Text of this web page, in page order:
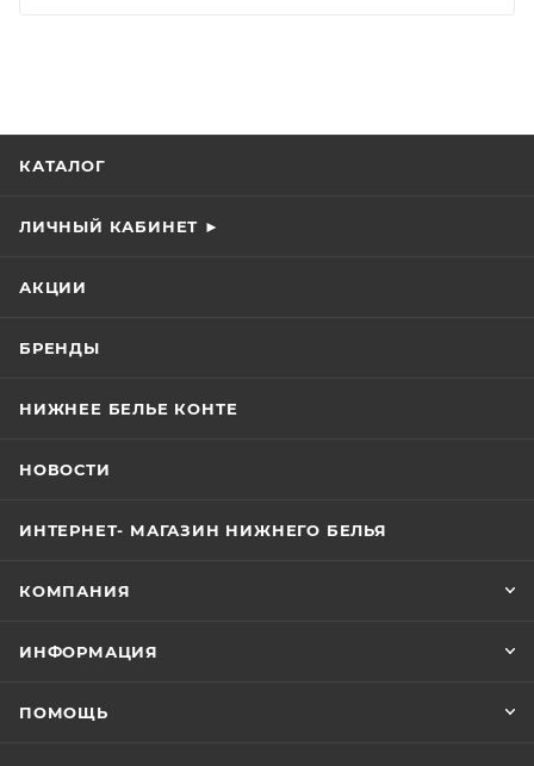
КАТАЛОГ
ЛИЧНЫЙ КАБИНЕТ ►
АКЦИИ
БРЕНДЫ
НИЖНЕЕ БЕЛЬЕ КОНТЕ
НОВОСТИ
ИНТЕРНЕТ- МАГАЗИН НИЖНЕГО БЕЛЬЯ
КОМПАНИЯ
ИНФОРМАЦИЯ
ПОМОЩЬ